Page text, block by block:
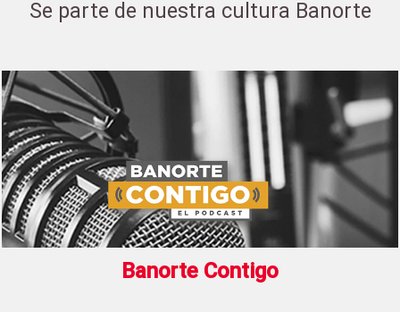
Se parte de nuestra cultura Banorte
Banorte Contigo